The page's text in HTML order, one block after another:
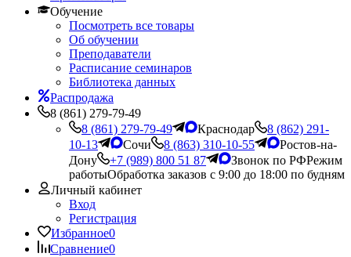
Обучение
Посмотреть все товары
Об обучении
Преподаватели
Расписание семинаров
Библиотека данных
Распродажа
8 (861) 279-79-49
8 (861) 279-79-49
Краснодар
8 (862) 291-
10-13
Сочи 8 (863) 310-10-55
Ростов-на-
Дону
+7 (989) 800 51 87 Звонок по РФРежим
работыОбработка заказов с 9:00 до 18:00 по будням
Личный кабинет
Вход
Регистрация
Избранное0
Сравнение0